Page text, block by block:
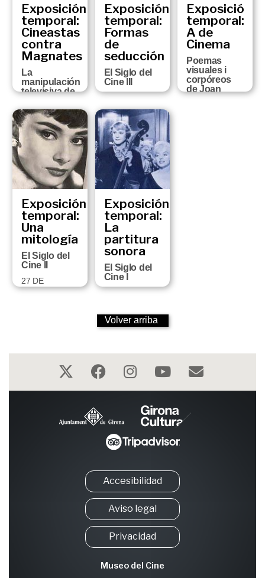
Exposición
temporal:
Cineastas
contra
Magnates
La
manipulación
televisiva de
cinematográficas
13 DE
SEPTIEMBRE
DEL 1999 AL
16 DE ENERO
DEL 2000
Exposición
temporal:
Formas
de
seducción
El Siglo del
Cine III
11 DE MAYO
AL 5 DE
SEPTIEMBRE
DE 1999
Exposició
temporal:
A de
Cinema
Poemas
visuales i
corpóreos
de Joan
Brossa
Exposición
temporal:
Una
mitología
El Siglo del
Cine II
27 DE
OCTUBRE DE
Exposición
temporal:
La
partitura
sonora
El Siglo del
Cine I
1 DE
OCTUBRE DE
1998
Volver arriba
Accesibilidad
Aviso legal
Privacidad
Museo del Cine